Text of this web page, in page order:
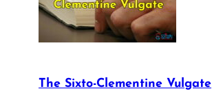
The Sixto-Clementine Vulgate